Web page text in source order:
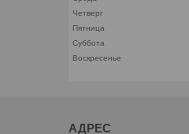
Четверг
Пятница
Суббота
Воскресенье